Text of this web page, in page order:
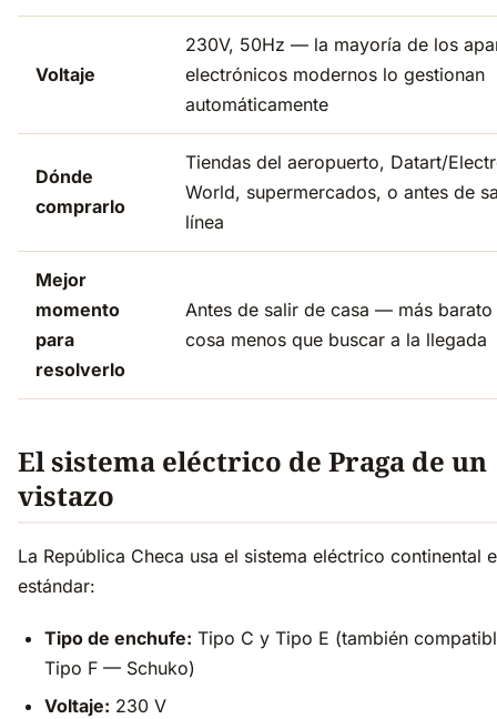
Voltaje
230V, 50Hz — la mayoría de los
electrónicos modernos lo gestionan
automáticamente
Dónde
comprarlo
Tiendas del aeropuerto, Datart/
World, supermercados, o antes de
línea
Mejor
momento
para
resolverlo
Antes de salir de casa — más barato
cosa menos que buscar a la llegada
El sistema eléctrico de Praga de un
vistazo
La República Checa usa el sistema eléctrico continental
estándar:
Tipo de enchufe: Tipo C y Tipo E (también
Tipo F — Schuko)
Voltaje: 230 V